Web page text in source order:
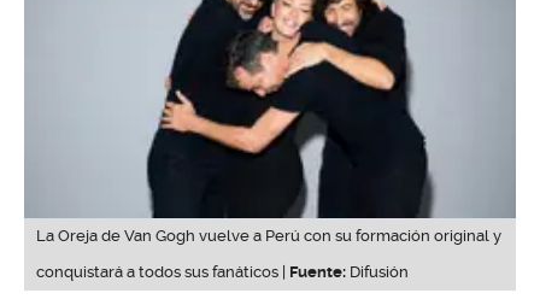
La Oreja de Van Gogh vuelve a Perú con su formación original y
conquistará a todos sus fanáticos | Fuente: Difusión